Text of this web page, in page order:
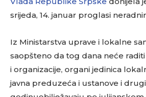
srijeda, 14. januar proglasi
Iz Ministarstva uprave i lokalne
saopšteno da tog dana neće
i organizacije, organi jedinica
javna preduzeća i ustanove i